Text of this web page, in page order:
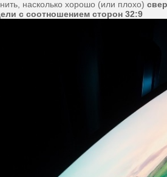
насколько хорошо (или плохо)
с соотношением сторон 32:9